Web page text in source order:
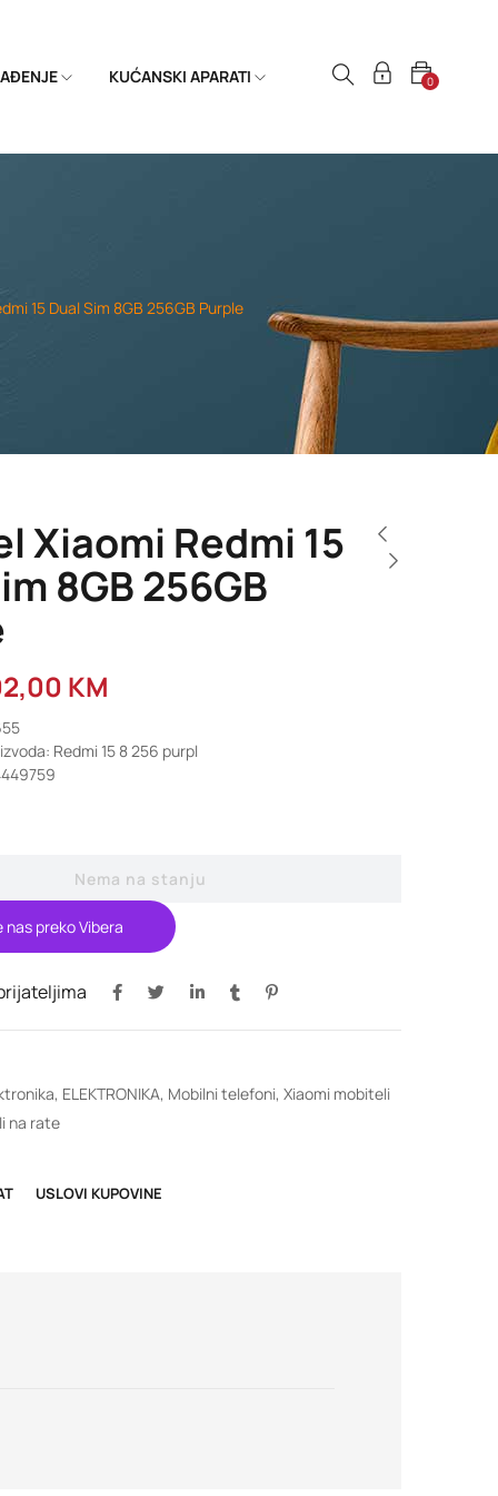
KUĆANSKI APARATI 0
15 Dual Sim 8GB 256GB Purple
Xiaomi Redmi 15
8GB 256GB
KM
Redmi 15 8 256 purpl
Nema na stanju
preko Vibera
, ELEKTRONIKA, Mobilni telefoni, Xiaomi mobiteli
na rate
USLOVI KUPOVINE